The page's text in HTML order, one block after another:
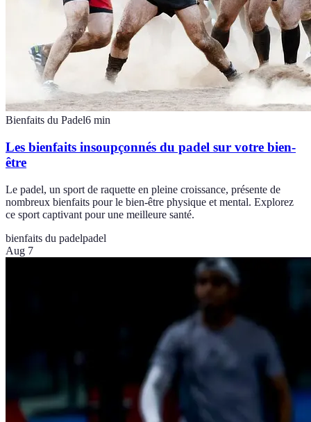
Bienfaits du Padel6 min
Les bienfaits insoupçonnés du padel sur votre bien-
être
Le padel, un sport de raquette en pleine croissance, présente de
nombreux bienfaits pour le bien-être physique et mental. Explorez
ce sport captivant pour une meilleure santé.
bienfaits du padelpadel
Aug 7